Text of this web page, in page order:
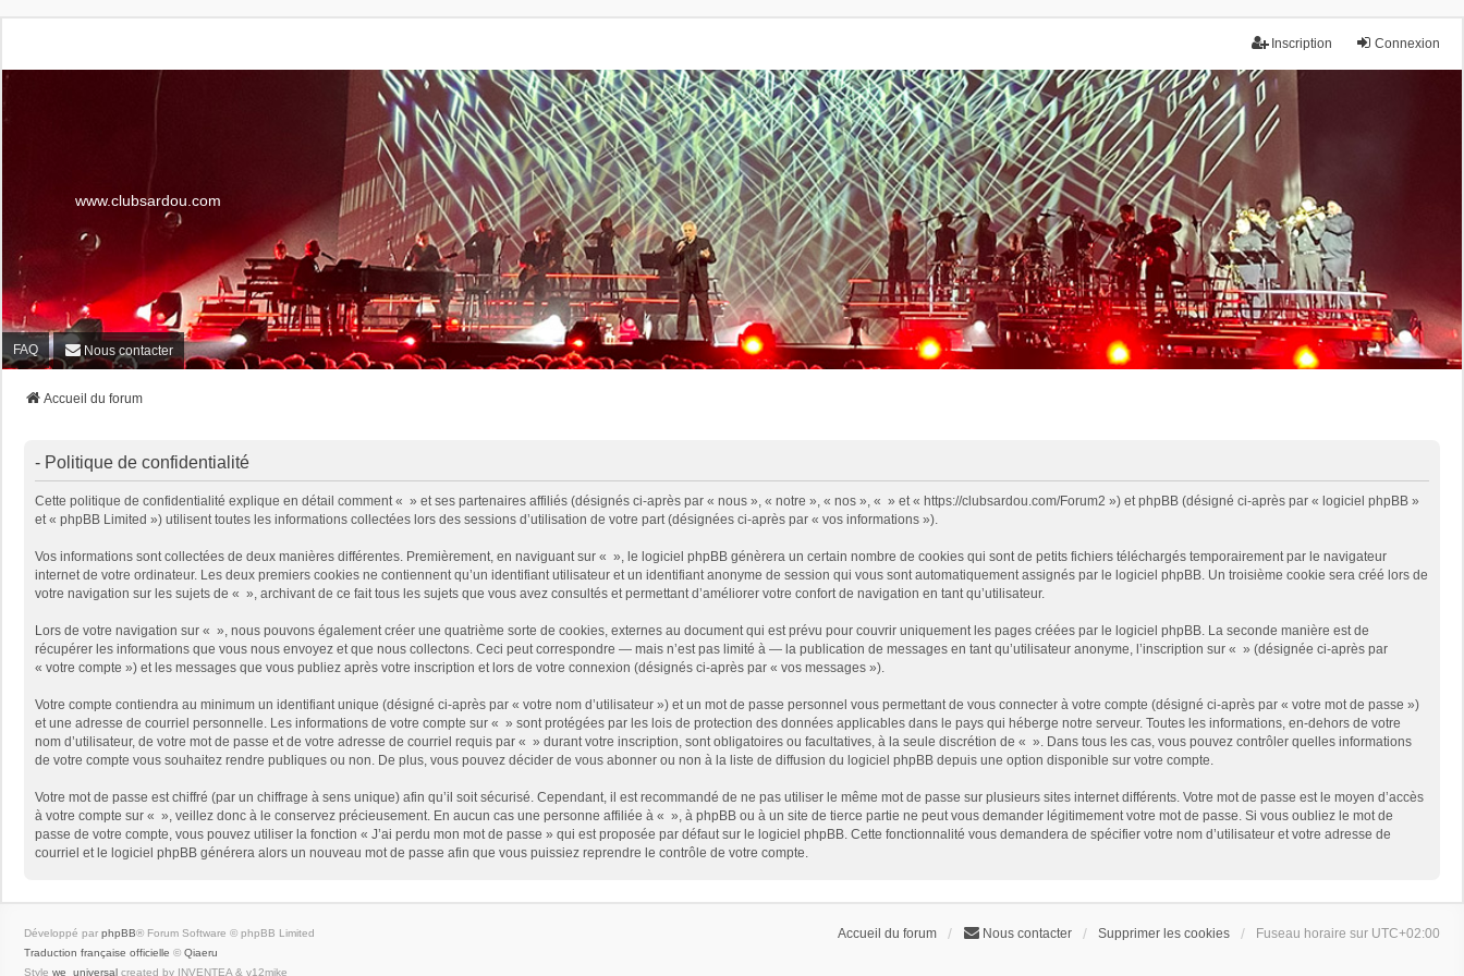
Connexion
Inscription
www.clubsardou.com
FAQ Nous contacter
Accueil du forum
- Politique de confidentialité
Cette politique de confidentialité explique en détail comment « » et ses partenaires affiliés (désignés ci-après par « nous », « notre », « nos », « » et « https://clubsardou.com/Forum2 ») et phpBB (désigné ci-après par « logiciel phpBB »
et « phpBB Limited ») utilisent toutes les informations collectées lors des sessions d’utilisation de votre part (désignées ci-après par « vos informations »).
Vos informations sont collectées de deux manières différentes. Premièrement, en naviguant sur « », le logiciel phpBB génèrera un certain nombre de cookies qui sont de petits fichiers téléchargés temporairement par le navigateur
internet de votre ordinateur. Les deux premiers cookies ne contiennent qu’un identifiant utilisateur et un identifiant anonyme de session qui vous sont automatiquement assignés par le logiciel phpBB. Un troisième cookie sera créé lors de
votre navigation sur les sujets de « », archivant de ce fait tous les sujets que vous avez consultés et permettant d’améliorer votre confort de navigation en tant qu’utilisateur.
Lors de votre navigation sur « », nous pouvons également créer une quatrième sorte de cookies, externes au document qui est prévu pour couvrir uniquement les pages créées par le logiciel phpBB. La seconde manière est de
récupérer les informations que vous nous envoyez et que nous collectons. Ceci peut correspondre — mais n’est pas limité à — la publication de messages en tant qu’utilisateur anonyme, l’inscription sur « » (désignée ci-après par
« votre compte ») et les messages que vous publiez après votre inscription et lors de votre connexion (désignés ci-après par « vos messages »).
Votre compte contiendra au minimum un identifiant unique (désigné ci-après par « votre nom d’utilisateur ») et un mot de passe personnel vous permettant de vous connecter à votre compte (désigné ci-après par « votre mot de passe »)
et une adresse de courriel personnelle. Les informations de votre compte sur « » sont protégées par les lois de protection des données applicables dans le pays qui héberge notre serveur. Toutes les informations, en-dehors de votre
nom d’utilisateur, de votre mot de passe et de votre adresse de courriel requis par « » durant votre inscription, sont obligatoires ou facultatives, à la seule discrétion de « ». Dans tous les cas, vous pouvez contrôler quelles informations
de votre compte vous souhaitez rendre publiques ou non. De plus, vous pouvez décider de vous abonner ou non à la liste de diffusion du logiciel phpBB depuis une option disponible sur votre compte.
Votre mot de passe est chiffré (par un chiffrage à sens unique) afin qu’il soit sécurisé. Cependant, il est recommandé de ne pas utiliser le même mot de passe sur plusieurs sites internet différents. Votre mot de passe est le moyen d’accès
à votre compte sur « », veillez donc à le conservez précieusement. En aucun cas une personne affiliée à « », à phpBB ou à un site de tierce partie ne peut vous demander légitimement votre mot de passe. Si vous oubliez le mot de
passe de votre compte, vous pouvez utiliser la fonction « J’ai perdu mon mot de passe » qui est proposée par défaut sur le logiciel phpBB. Cette fonctionnalité vous demandera de spécifier votre nom d’utilisateur et votre adresse de
courriel et le logiciel phpBB générera alors un nouveau mot de passe afin que vous puissiez reprendre le contrôle de votre compte.
Accueil du forum Nous contacter Supprimer les cookies Fuseau horaire sur UTC+02:00
Développé par phpBB® Forum Software © phpBB Limited
Traduction française officielle © Qiaeru
Style we_universal created by INVENTEA & v12mike